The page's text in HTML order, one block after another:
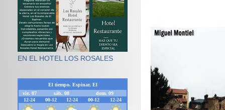
EN EL HOTEL LOS ROSALES